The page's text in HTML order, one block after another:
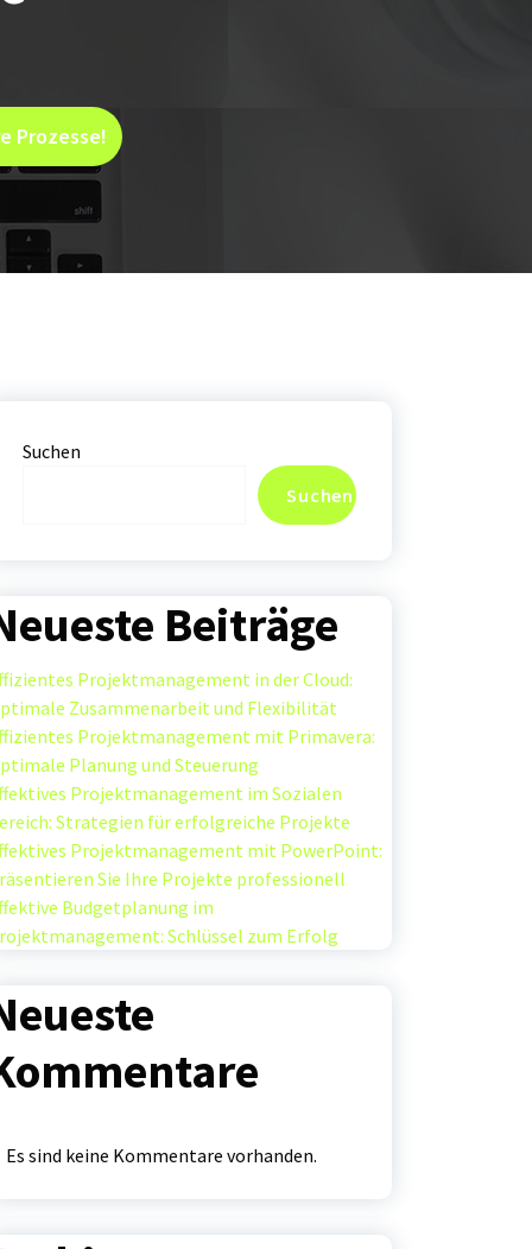
Prozesse!
Suchen
Suchen
Beiträge
Projektmanagement in der Cloud:
Zusammenarbeit und Flexibilität
Projektmanagement mit Primavera:
Planung und Steuerung
Projektmanagement im Sozialen
Strategien für erfolgreiche Projekte
Projektmanagement mit PowerPoint:
Sie Ihre Projekte professionell
Budgetplanung im
Schlüssel zum Erfolg
Es sind keine Kommentare vorhanden.